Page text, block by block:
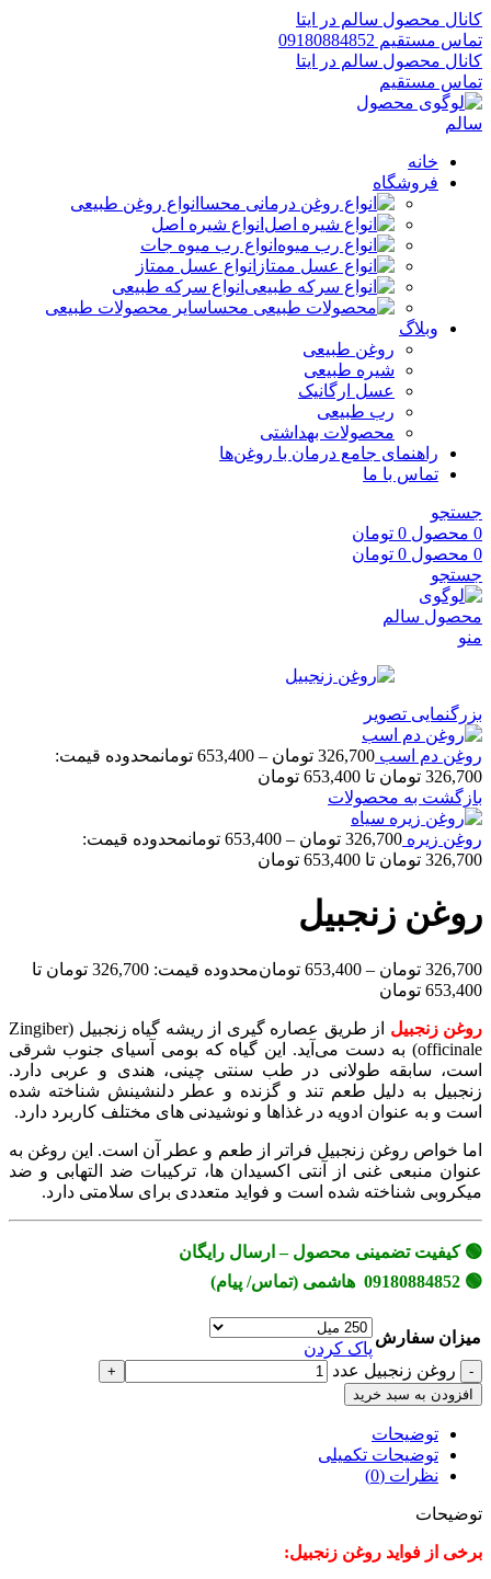
کانال محصول سالم در ایتا
تماس مستقیم 09180884852
کانال محصول سالم در ایتا
تماس مستقیم
خانه
فروشگاه
انواع روغن طبیعی
انواع شیره اصل
انواع رب میوه جات
انواع عسل ممتاز
انواع سرکه طبیعی
سایر محصولات طبیعی
وبلاگ
روغن طبیعی
شیره طبیعی
عسل ارگانیک
رب طبیعی
محصولات بهداشتی
راهنمای جامع درمان با روغن‌ها
تماس با ما
جستجو
0 محصول 0 تومان
0 محصول 0 تومان
جستجو
منو
بزرگنمایی تصویر
روغن دم اسب 326,700 تومان –
653,400 تومانمحدوده قیمت:
326,700 تومان تا 653,400 تومان
بازگشت به محصولات
روغن زیره 326,700 تومان –
653,400 تومانمحدوده قیمت:
326,700 تومان تا 653,400 تومان
روغن زنجبیل
326,700 تومان –
653,400 تومان
محدوده قیمت: 326,700 تومان تا
653,400 تومان
روغن زنجبیل
از طریق عصاره گیری از ریشه گیاه زنجبیل (Zingiber
officinale) به دست می‌آید. این گیاه که بومی آسیای جنوب شرقی
است، سابقه طولانی در طب سنتی چینی، هندی و عربی دارد.
زنجبیل به دلیل طعم تند و گزنده و عطر دلنشینش شناخته شده
است و به عنوان ادویه در غذاها و نوشیدنی های مختلف کاربرد دارد.
اما خواص روغن زنجبیل فراتر از طعم و عطر آن است. این روغن به
عنوان منبعی غنی از آنتی اکسیدان ها، ترکیبات ضد التهابی و ضد
میکروبی شناخته شده است و فواید متعددی برای سلامتی دارد.
🟢 کیفیت تضمینی محصول – ارسال رایگان
🟢 09180884852 هاشمی (تماس/ پیام)
میزان سفارش
پاک کردن
روغن زنجبیل عدد
افزودن به سبد خرید
توضیحات
توضیحات تکمیلی
نظرات (0)
توضیحات
برخی از فواید روغن زنجبیل: